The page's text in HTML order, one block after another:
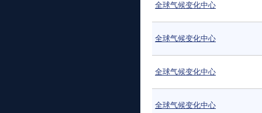
全球气候变化中心
全球气候变化中心
全球气候变化中心
全球气候变化中心